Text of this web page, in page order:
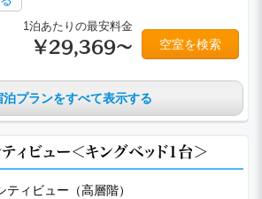
1泊あたりの最安料金
￥29,369～ 空室を検索
泊プランをすべて表示する
ティビュー＜キングベッド1台＞
ティビュー（高層階）